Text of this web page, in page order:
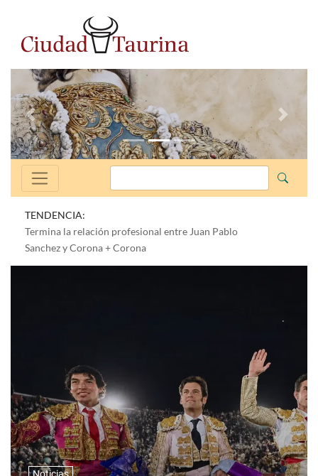
Anterior
TENDENCIA:
Termina la relación profesional entre Juan Pablo
Sanchez y Corona + Corona